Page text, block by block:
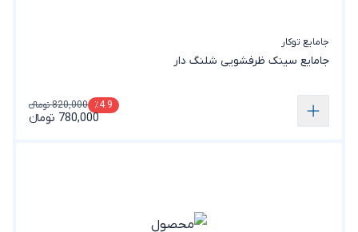
جامایع توکار
جامایع سینک ظرفشویی شلنگ دار
٪4.9 820,000 تومانء
780,000 تومانء